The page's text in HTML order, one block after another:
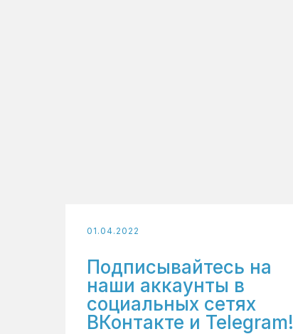
01.04.2022
Подписывайтесь на
наши аккаунты в
социальных сетях
ВКонтакте и Telegram!